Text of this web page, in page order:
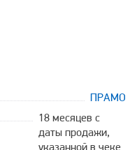
ПРАМО
18 месяцев с
даты продажи,